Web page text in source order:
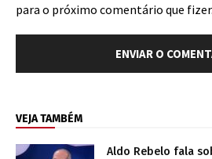
para o próximo comentário que fizer.
VEJA TAMBÉM
Aldo Rebelo fala